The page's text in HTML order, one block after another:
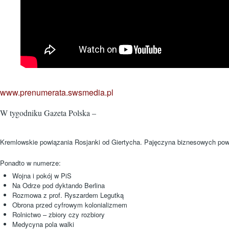
www.prenumerata.swsmedia.pl
W tygodniku Gazeta Polska –
Kremlowskie powiązania Rosjanki od Giertycha. Pajęczyna biznesowych
Ponadto w numerze:
Wojna i pokój w PiS
Na Odrze pod dyktando Berlina
Rozmowa z prof. Ryszardem Legutką
Obrona przed cyfrowym kolonializmem
Rolnictwo – zbiory czy rozbiory
Medycyna pola walki